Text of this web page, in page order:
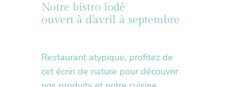
Notre bistro iodé
ouvert à d’avril à septembre
Restaurant atypique, profitez de
cet écrin de nature pour découvrir